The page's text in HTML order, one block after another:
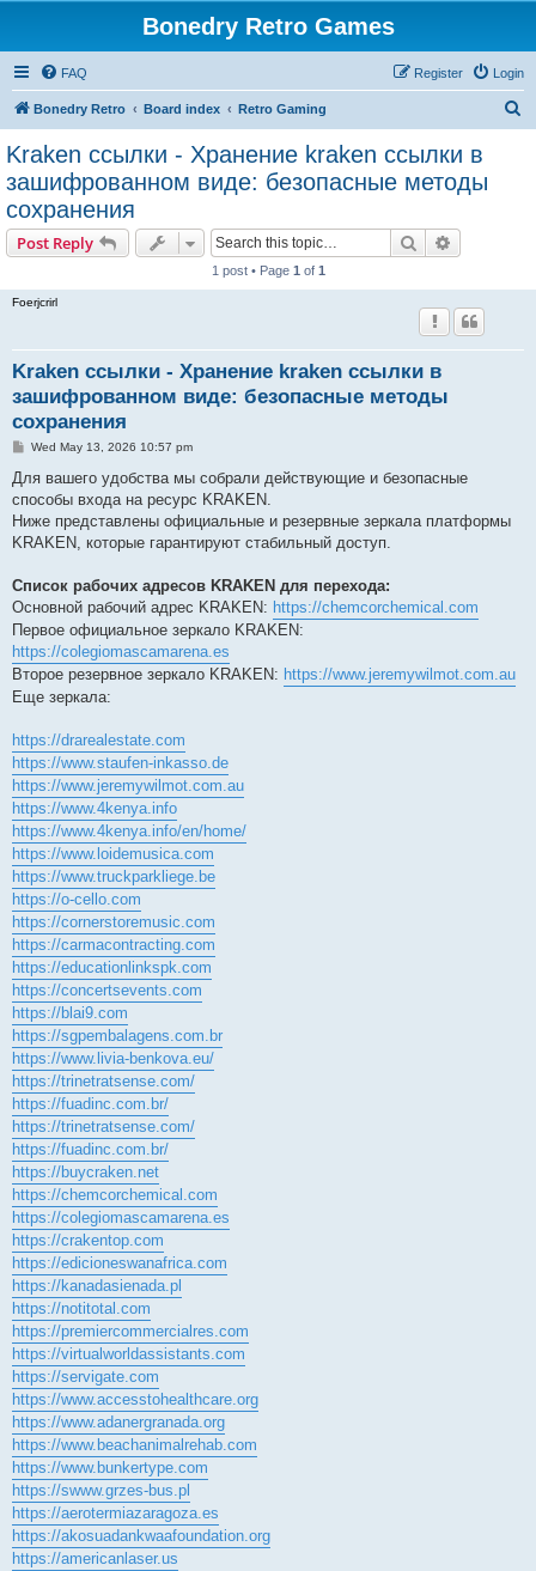
Bonedry Retro Games
FAQ Login
Register
Bonedry Retro Board index Retro Gaming
Kraken ссылки - Хранение kraken ссылки в
зашифрованном виде: безопасные методы
сохранения
Post Reply Search
1 post • Page 1 of 1
Foerjcrirl
Kraken ссылки - Хранение kraken ссылки в
зашифрованном виде: безопасные методы
сохранения
P
s
Wed May 13, 2026 10:57 pm
Для вашего удобства мы собрали действующие и безопасные
способы входа на ресурс KRAKEN.
Ниже представлены официальные и резервные зеркала платформы
KRAKEN, которые гарантируют стабильный доступ.
Список рабочих адресов KRAKEN для перехода:
Основной рабочий адрес KRAKEN: https://chemcorchemical.com
Первое официальное зеркало KRAKEN:
https://colegiomascamarena.es
Второе резервное зеркало KRAKEN: https://www.jeremywilmot.com.au
Еще зеркала:
https://drarealestate.com
https://www.staufen-inkasso.de
https://www.jeremywilmot.com.au
https://www.4kenya.info
https://www.4kenya.info/en/home/
https://www.loidemusica.com
https://www.truckparkliege.be
https://o-cello.com
https://cornerstoremusic.com
https://carmacontracting.com
https://educationlinkspk.com
https://concertsevents.com
https://blai9.com
https://sgpembalagens.com.br
https://www.livia-benkova.eu/
https://trinetratsense.com/
https://fuadinc.com.br/
https://trinetratsense.com/
https://fuadinc.com.br/
https://buycraken.net
https://chemcorchemical.com
https://colegiomascamarena.es
https://crakentop.com
https://edicioneswanafrica.com
https://kanadasienada.pl
https://notitotal.com
https://premiercommercialres.com
https://virtualworldassistants.com
https://servigate.com
https://www.accesstohealthcare.org
https://www.adanergranada.org
https://www.beachanimalrehab.com
https://www.bunkertype.com
https://swww.grzes-bus.pl
https://aerotermiazaragoza.es
https://akosuadankwaafoundation.org
https://americanlaser.us